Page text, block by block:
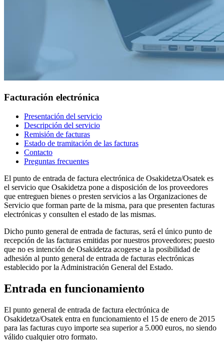
Facturación electrónica
Presentación del servicio
Descripción del servicio
Remisión de facturas
Estado de tramitación de las facturas
Contacto
Preguntas frecuentes
El punto de entrada de factura electrónica de Osakidetza/Osatek es
el servicio que Osakidetza pone a disposición de los proveedores
que entreguen bienes o presten servicios a las Organizaciones de
Servicio que forman parte de la misma, para que presenten facturas
electrónicas y consulten el estado de las mismas.
Dicho punto general de entrada de facturas, será el único punto de
recepción de las facturas emitidas por nuestros proveedores; puesto
que no es intención de Osakidetza acogerse a la posibilidad de
adhesión al punto general de entrada de facturas electrónicas
establecido por la Administración General del Estado.
Entrada en funcionamiento
El punto general de entrada de factura electrónica de
Osakidetza/Osatek entra en funcionamiento el 15 de enero de 2015
para las facturas cuyo importe sea superior a 5.000 euros, no siendo
válido cualquier otro formato.